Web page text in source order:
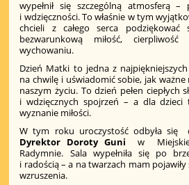
wypełnił się szczególną atmosferą –
i wdzięczności. To właśnie w tym
chcieli z całego serca
bezwarunkową miłość,
wychowaniu.
Dzień Matki to jedna z
na chwilę i uświadomić sobie, jak
naszym życiu. To dzień pełen ciepłych
i wdzięcznych spojrzeń – a dla dzieci
wyznanie miłości.
W tym roku uroczystość odbyła się
Dyrektor Doroty Guni w
Radymnie. Sala wypełniła się po
i radością – a na twarzach mam pojawiły
wzruszenia.